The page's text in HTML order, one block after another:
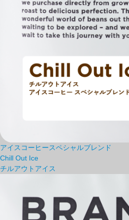
アイスコーヒースペシャルブレンド
Chill Out Ice
チルアウトアイス